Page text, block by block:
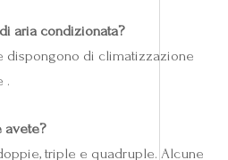
aria condizionata?
dispongono di climatizzazione
.
avete?
triple e quadruple. Alcune